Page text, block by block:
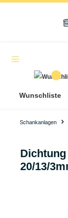
Wunschliste
Schankanlagen
20/13/